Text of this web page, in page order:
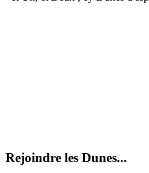
Rejoindre les Dunes...